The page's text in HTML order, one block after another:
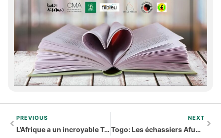
PREVIOUS
L’Afrique a un incroyable Talent : L’émission de télé-réalité se tient à Abidjan
NEXT
Togo: Les échassiers Afuma, acrobates du ciel